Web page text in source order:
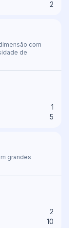
2
com
de
1
5
grandes
2
10